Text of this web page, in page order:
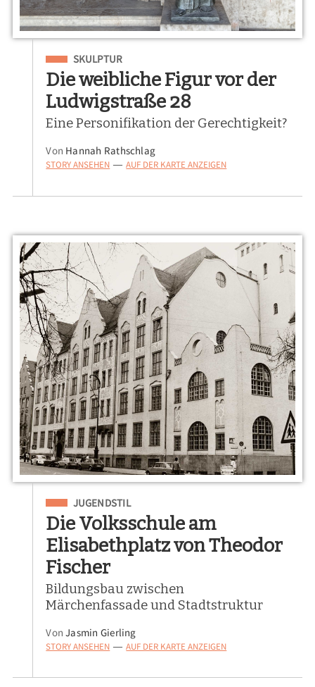
Eingeordnet unter
SKULPTUR
Die weibliche Figur vor der
Ludwigstraße 28
Eine Personifikation der Gerechtigkeit?
Von Hannah Rathschlag
STORY ANSEHEN — AUF DER KARTE ANZEIGEN
Eingeordnet unter
JUGENDSTIL
Die Volksschule am
Elisabethplatz von Theodor
Fischer
Bildungsbau zwischen
Märchenfassade und Stadtstruktur
VonJasmin Gierling
STORY ANSEHEN — AUF DER KARTE ANZEIGEN